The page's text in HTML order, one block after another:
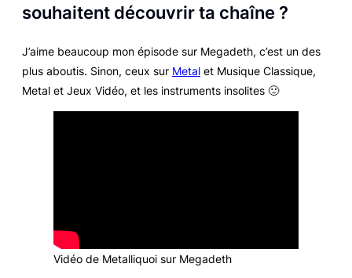
souhaitent découvrir ta chaîne ?
J’aime beaucoup mon épisode sur Megadeth, c’est un des
plus aboutis. Sinon, ceux sur Metal et Musique Classique,
Metal et Jeux Vidéo, et les instruments insolites 🙂
Vidéo de Metalliquoi sur Megadeth